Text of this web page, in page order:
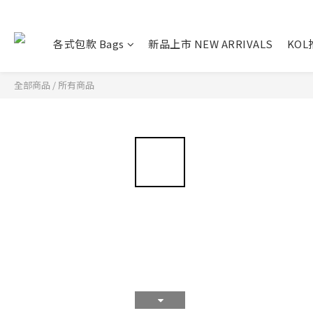
各式包款 Bags 新品上市 NEW ARRIVALS KOL
全部商品 / 所有商品